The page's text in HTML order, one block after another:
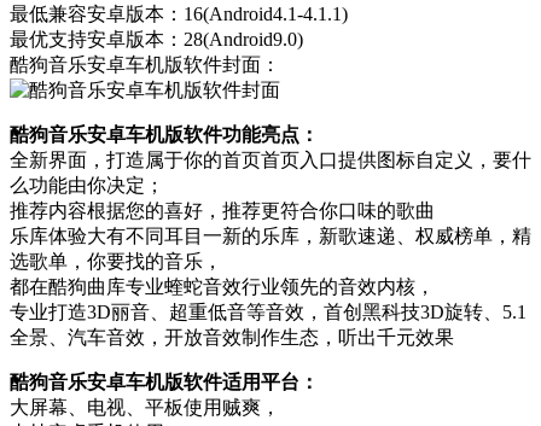
最低兼容安卓版本：16(Android4.1-4.1.1)
最优支持安卓版本：28(Android9.0)
酷狗音乐安卓车机版软件封面：
酷狗音乐安卓车机版软件功能亮点：
全新界面，打造属于你的首页首页入口提供图标自定义，要什
么功能由你决定；
推荐内容根据您的喜好，推荐更符合你口味的歌曲
乐库体验大有不同耳目一新的乐库，新歌速递、权威榜单，精
选歌单，你要找的音乐，
都在酷狗曲库专业蝰蛇音效行业领先的音效内核，
专业打造3D丽音、超重低音等音效，首创黑科技3D旋转、5.1
全景、汽车音效，开放音效制作生态，听出千元效果
酷狗音乐安卓车机版软件适用平台：
大屏幕、电视、平板使用贼爽，